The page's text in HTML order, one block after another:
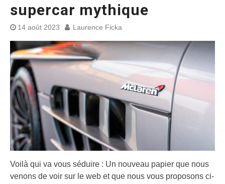
supercar mythique
14 août 2023 Laurence Ficka
Voilà qui va vous séduire : Un nouveau papier que nous
venons de voir sur le web et que nous vous proposons ci-